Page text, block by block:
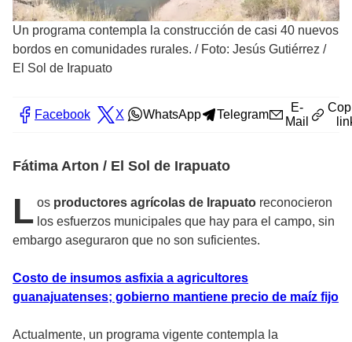
Un programa contempla la construcción de casi 40 nuevos
bordos en comunidades rurales. / Foto: Jesús Gutiérrez /
El Sol de Irapuato
Facebook X WhatsApp Telegram
E-
Mail
Fátima Arton / El Sol de Irapuato
L os productores agrícolas de Irapuato reconocieron
los esfuerzos municipales que hay para el campo, sin
embargo aseguraron que no son suficientes.
Costo de insumos asfixia a agricultores
guanajuatenses; gobierno mantiene precio de maíz fijo
Actualmente, un programa vigente contempla la